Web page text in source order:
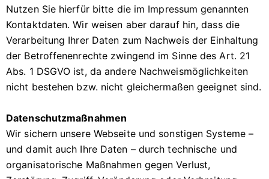
Nutzen Sie hierfür bitte die im Impressum genannten
Kontaktdaten. Wir weisen aber darauf hin, dass die
Verarbeitung Ihrer Daten zum Nachweis der Einhaltung
der Betroffenenrechte zwingend im Sinne des Art. 21
Abs. 1 DSGVO ist, da andere Nachweismöglichkeiten
nicht bestehen bzw. nicht gleichermaßen geeignet sind.
Datenschutzmaßnahmen
Wir sichern unsere Webseite und sonstigen Systeme –
und damit auch Ihre Daten – durch technische und
organisatorische Maßnahmen gegen Verlust,